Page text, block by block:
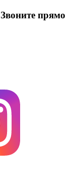
Звоните прямо